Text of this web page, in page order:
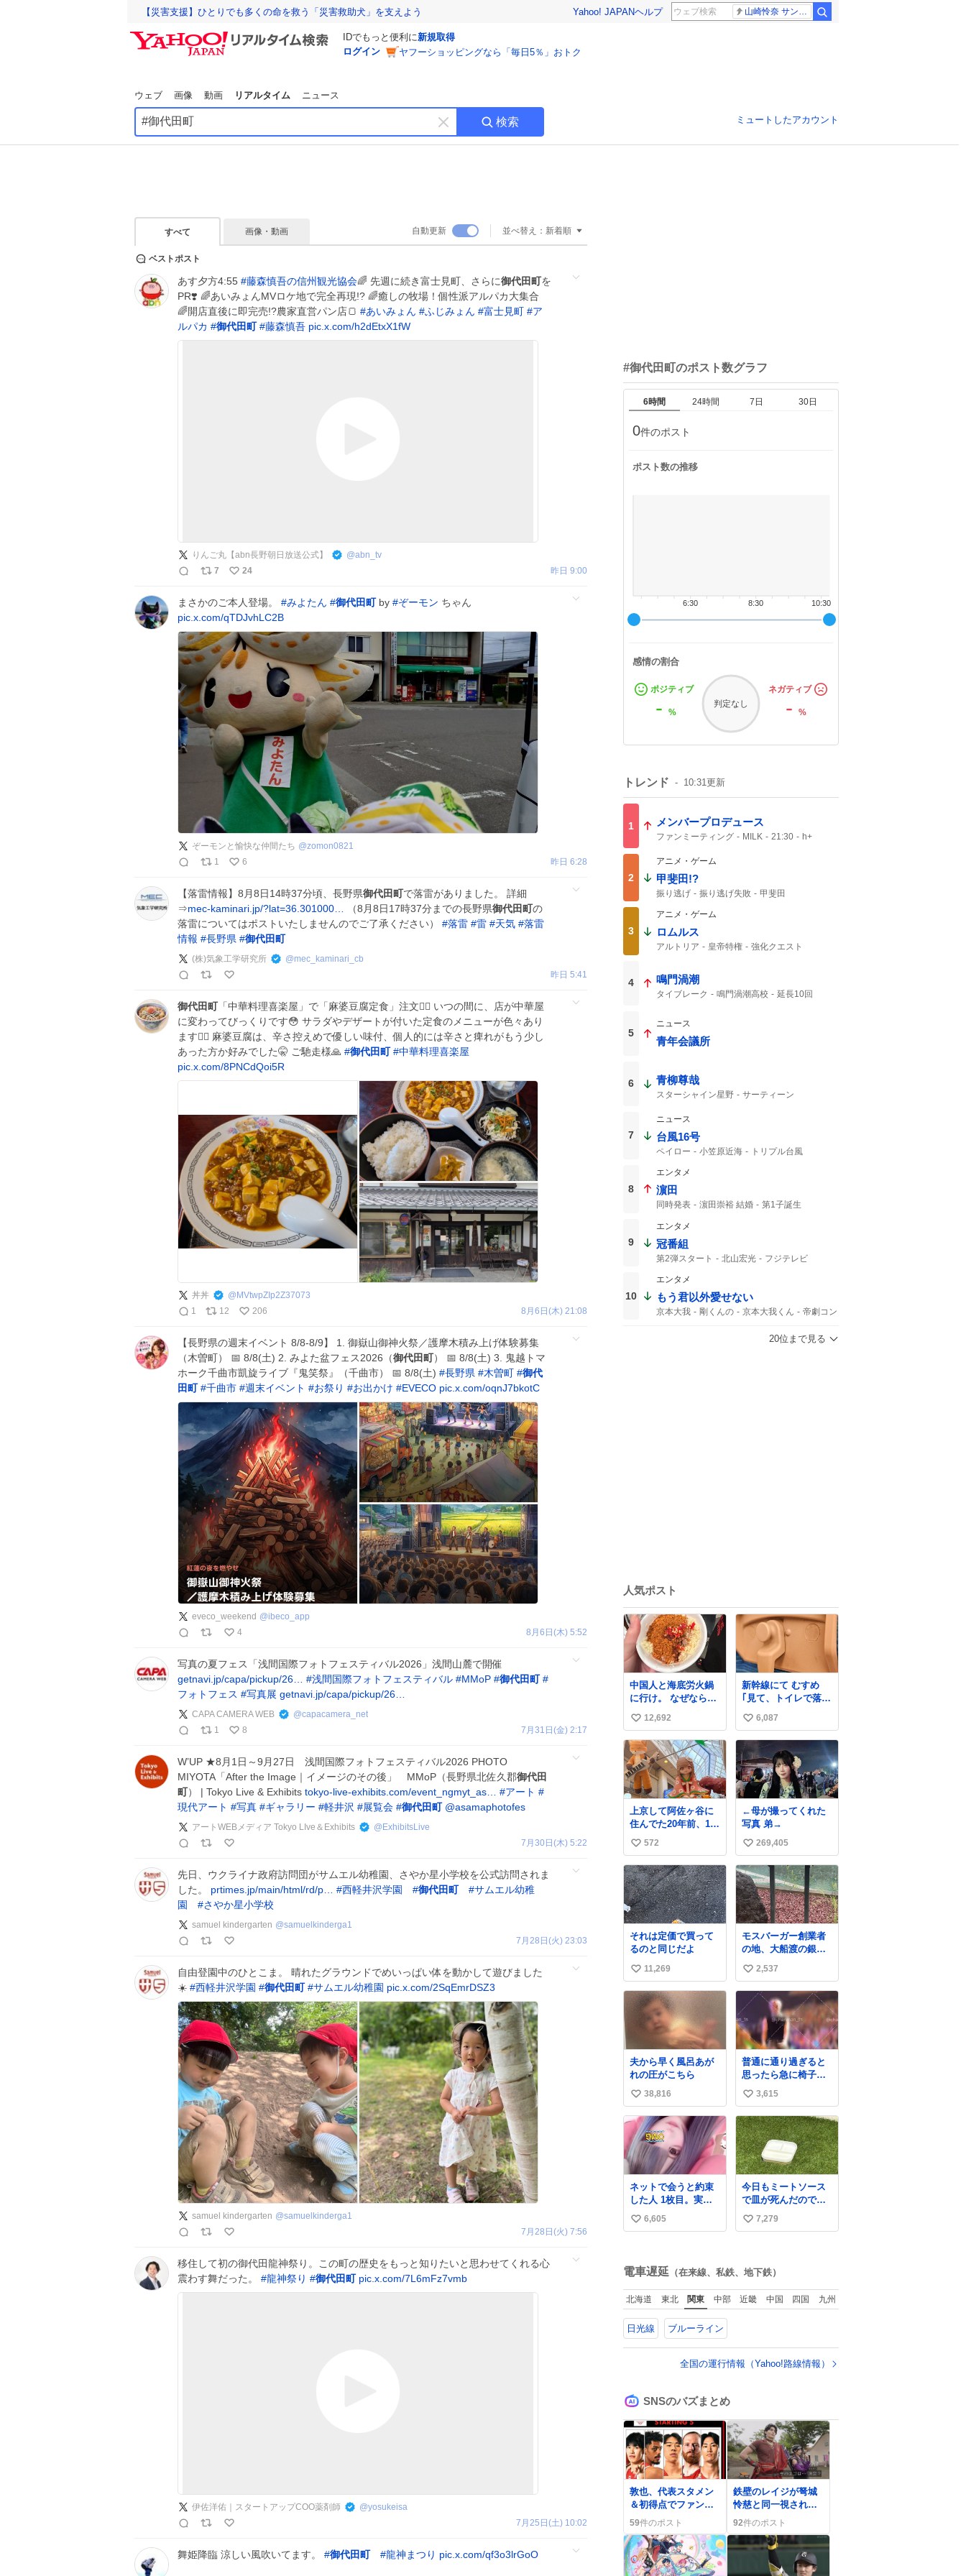
【災害支援】ひとりでも多くの命を救う「災害救助犬」を支えよう Yahoo! JAPANヘルプ 山崎怜奈 サンジャポ
IDでもっと便利に新規取得
ログイン
ヤフーショッピングなら「毎日5％」おトク
ウェブ 画像 動画 リアルタイム ニュース
キ
ー
す
検索 ミュートしたアカウント
すべて 画像・動画 自動更新 並べ替え： 新着順
ベストポスト
あす夕方4:55 #藤森慎吾の信州観光協会🌈 先週に続き富士見町、さらに御代田町を
PR❣️ 🌈あいみょんMVロケ地で完全再現!? 🌈癒しの牧場！個性派アルパカ大集合
🌈開店直後に即完売!?農家直営パン店🍞 #あいみょん #ふじみょん #富士見町 #ア
ルパカ #御代田町 #藤森慎吾 pic.x.com/h2dEtxX1fW
りんご丸【abn長野朝日放送公式】 @abn_tv
7
24 昨日 9:00
まさかのご本人登場。 #みよたん #御代田町by #ぞーモン ちゃん
pic.x.com/qTDJvhLC2B
ぞーモンと愉快な仲間たち @zomon0821
1
6 昨日 6:28
【落雷情報】8月8日14時37分頃、長野県御代田町で落雷がありました。 詳細
⇒mec-kaminari.jp/?lat=36.301000… （8月8日17時37分までの長野県御代田町の
落雷についてはポストいたしませんのでご了承ください） #落雷 #雷 #天気 #落雷
情報 #長野県 #御代田町
(株)気象工学研究所 @mec_kaminari_cb
昨日 5:41
御代田町「中華料理喜楽屋」で「麻婆豆腐定食」注文🙋‍♂️ いつの間に、店が中華屋
に変わってびっくりです😳 サラダやデザートが付いた定食のメニューが色々あり
ます🙆‍♂️ 麻婆豆腐は、辛さ控えめで優しい味付、個人的には辛さと痺れがもう少し
あった方か好みでした🤫 ご馳走様🙏 #御代田町 #中華料理喜楽屋
pic.x.com/8PNCdQoi5R
丼丼 @ MVtwpZIp2Z37073
1
12 206 8月6日(木) 21:08
【長野県の週末イベント 8/8-8/9】 1. 御嶽山御神火祭／護摩木積み上げ体験募集
（木曽町） 📅 8/8(土) 2. みよた盆フェス2026（御代田町） 📅 8/8(土) 3. 鬼越トマ
ホーク千曲市凱旋ライブ『鬼笑祭』（千曲市） 📅 8/8(土) #長野県 #木曽町 #御代
田町 #千曲市 #週末イベント #お祭り #お出かけ #EVECO pic.x.com/oqnJ7bkotC
eveco_weekend @ibeco_app
4
8月6日(木) 5:52
写真の夏フェス「浅間国際フォトフェスティバル2026」浅間山麓で開催
getnavi.jp/capa/pickup/26…
#浅間国際フォトフェスティバル #MMoP #御代田町 #
フォトフェス #写真展 getnavi.jp/capa/pickup/26…
CAPA CAMERA WEB @capacamera_net
1
8 7月31日(金) 2:17
W’UP ★8月1日～9月27日 浅間国際フォトフェスティバル2026 PHOTO
MIYOTA「After the Image｜イメージのその後」 MMoP（長野県北佐久郡御代田
町） | Tokyo Live & Exhibits tokyo-live-exhibits.com/event_ngmyt_as… #アート #
現代アート #写真 #ギャラリー #軽井沢 #展覧会 #御代田町 @asamaphotofes
アートWEBメディア Tokyo LIve＆Exhibits @ ExhibitsLive
7月30日(木) 5:22
先日、ウクライナ政府訪問団がサムエル幼稚園、さやか星小学校を公式訪問されま
した。 prtimes.jp/main/html/rd/p… #西軽井沢学園 #御代田町 #サムエル幼稚
園
#さやか星小学校
samuel kindergarten @samuelkinderga1
7月28日(火) 23:03
自由登園中のひとこま。 晴れたグラウンドでめいっぱい体を動かして遊びました
☀️ #西軽井沢学園 #御代田町 #サムエル幼稚園 pic.x.com/2SqEmrDSZ3
samuel kindergarten @samuelkinderga1
7月28日(火) 7:56
移住して初の御代田龍神祭り。この町の歴史をもっと知りたいと思わせてくれる心
震わす舞だった。 #龍神祭り #御代田町 pic.x.com/7L6mFz7vmb
伊佐洋佑｜スタートアップCOO薬剤師 @yosukeisa
7月25日(土) 10:02
舞姫降臨 涼しい風吹いてます。 #御代田町 #龍神まつり pic.x.com/qf3o3lrGoO
#御代田町のポスト数グラフ
6時間 24時間 7日 30日
0件のポスト
ポスト数の推移
10:30
8:30
6:30
感情の割合
ポジティブ
- %
判定なし
ネガティブ
-%
トレンド 10:31更新
1 メンバープロデュース
ファンミーティング MILK 21:30 h+
2
アニメ・ゲーム
甲斐田!?
振り逃げ 振り逃げ失敗 甲斐田
3
アニメ・ゲーム
ロムルス
アルトリア 皇帝特権
強化クエスト
4 鳴門渦潮
タイブレーク 鳴門渦潮高校
延長10回
2アウト
ビデオ判定
5
ニュース
青年会議所
6 青柳尊哉
スターシャイン星野
サーティーン
仮面ライダーゼッツ
7
ニュース
台風16号
ペイロー 小笠原近海
トリプル台風
台風14号
8
エンタメ
濵田
同時発表 濵田崇裕 結婚
第1子誕生
WEST. 重岡
第1子
9
エンタメ
冠番組
第2弾スタート 北山宏光 フジテレビ
10
エンタメ
もう君以外愛せない
京本大我 剛くんの 京本大我くん
帝劇コン
市村正親
20位まで見る
人気ポスト
中国人と海底労火鍋
に行け。 なぜならえ
ぐい調合して美味し
すぎる ソースを作っ
てくれるから。
い
い
ね
数
12,692
新幹線にて むすめ
｢見て、トイレで落ち
込んでる人｣ それに
しか見えなくなった
どうしてくれるんだ
い
い
ね
数
6,087
上京して阿佐ヶ谷に
住んでた20年前、19
歳の時から毎年参加
してるお祭りなので
とっても感慨深いで
す。うれしーーー！
作っていただいた方
本当にありがとう。
い
い
ね
数
572
←母が撮ってくれた
写真 弟→
い
い
ね
数
269,405
それは定価で買って
るのと同じだよ
い
い
11,269
モスバーガー創業者
の地、大船渡の銀の
モスバーガーに一
礼。
い
い
ね
数
2,537
夫から早く風呂あが
れの圧がこちら
い
い
ね
数
38,816
普通に通り過ぎると
思ったら急に椅子ガ
ッって来てビビっ
た。そんでまじいい
匂い。← #超特急
_ESCORT
い
い
ね
数
3,615
ネットで会うと約束
した人 1枚目。実際
来た人2枚目
い
数
6,605
今日もミートソース
で皿が死んだので、
天日干しをしていま
す🍝 ありがとう先人
い
数
7,279
電車遅延 （在来線、私鉄、地下鉄）
北海道 東北 関東 中部 近畿 中国 四国 九州
日光線 ブルーライン
全国の運行情報（Yahoo!路線情報）
SNSのバズまとめ
敦也、代表スタメン
＆初得点でファン歓
喜「頑張れ」熱狂の
声続く
59件のポスト
鉄壁のレイジが弩城
怜慈と同一視される
展開にファン熱狂
次回戦闘シーンが待
ち遠しい
92件のポスト